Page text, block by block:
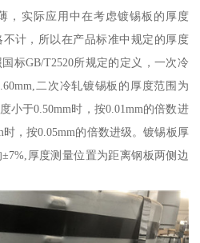
，实际应用中在考虑镀锡板的厚度
计，所以在产品标准中规定的厚度
标GB/T2520所规定的定义，一次冷
二次冷轧镀锡板的厚度范围为
小于0.50mm时，按0.01mm的倍数进
，按0.05mm的倍数进级。镀锡板厚
厚度测量位置为距离钢板两侧边